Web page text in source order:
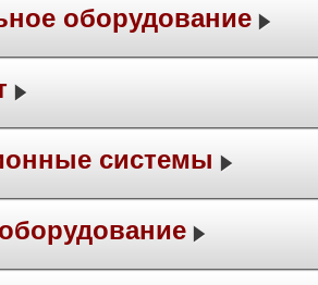
оборудование
системы